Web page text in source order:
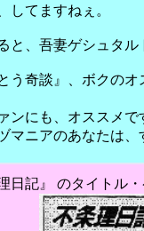
てますねぇ。
と、吾妻ゲシュタル
う奇談』、ボクのオ
ンにも、オススメで
マニアのあなたは、
日記』 のタイトル